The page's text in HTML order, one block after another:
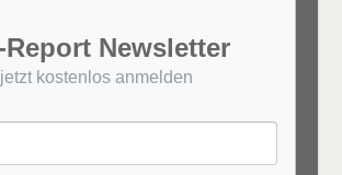
Report Newsletter
jetzt kostenlos anmelden